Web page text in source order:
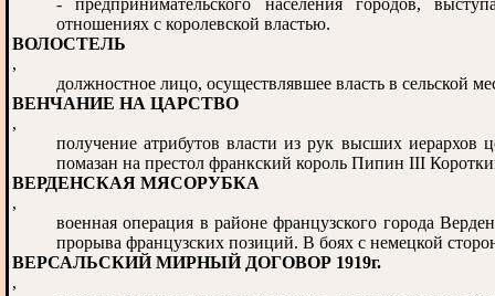
- предпринимательского населения городов,
отношениях с королевской властью.
ВОЛОСТЕЛЬ
,
должностное лицо, осуществлявшее власть в сельской
ВЕНЧАНИЕ НА ЦАРСТВО
,
получение атрибутов власти из рук высших
помазан на престол франкский король Пипин III
ВЕРДЕНСКАЯ МЯСОРУБКА
,
военная операция в районе французского города
прорыва французских позиций. В боях с немецкой
ВЕРСАЛЬСКИЙ МИРНЫЙ ДОГОВОР 1919г.
,